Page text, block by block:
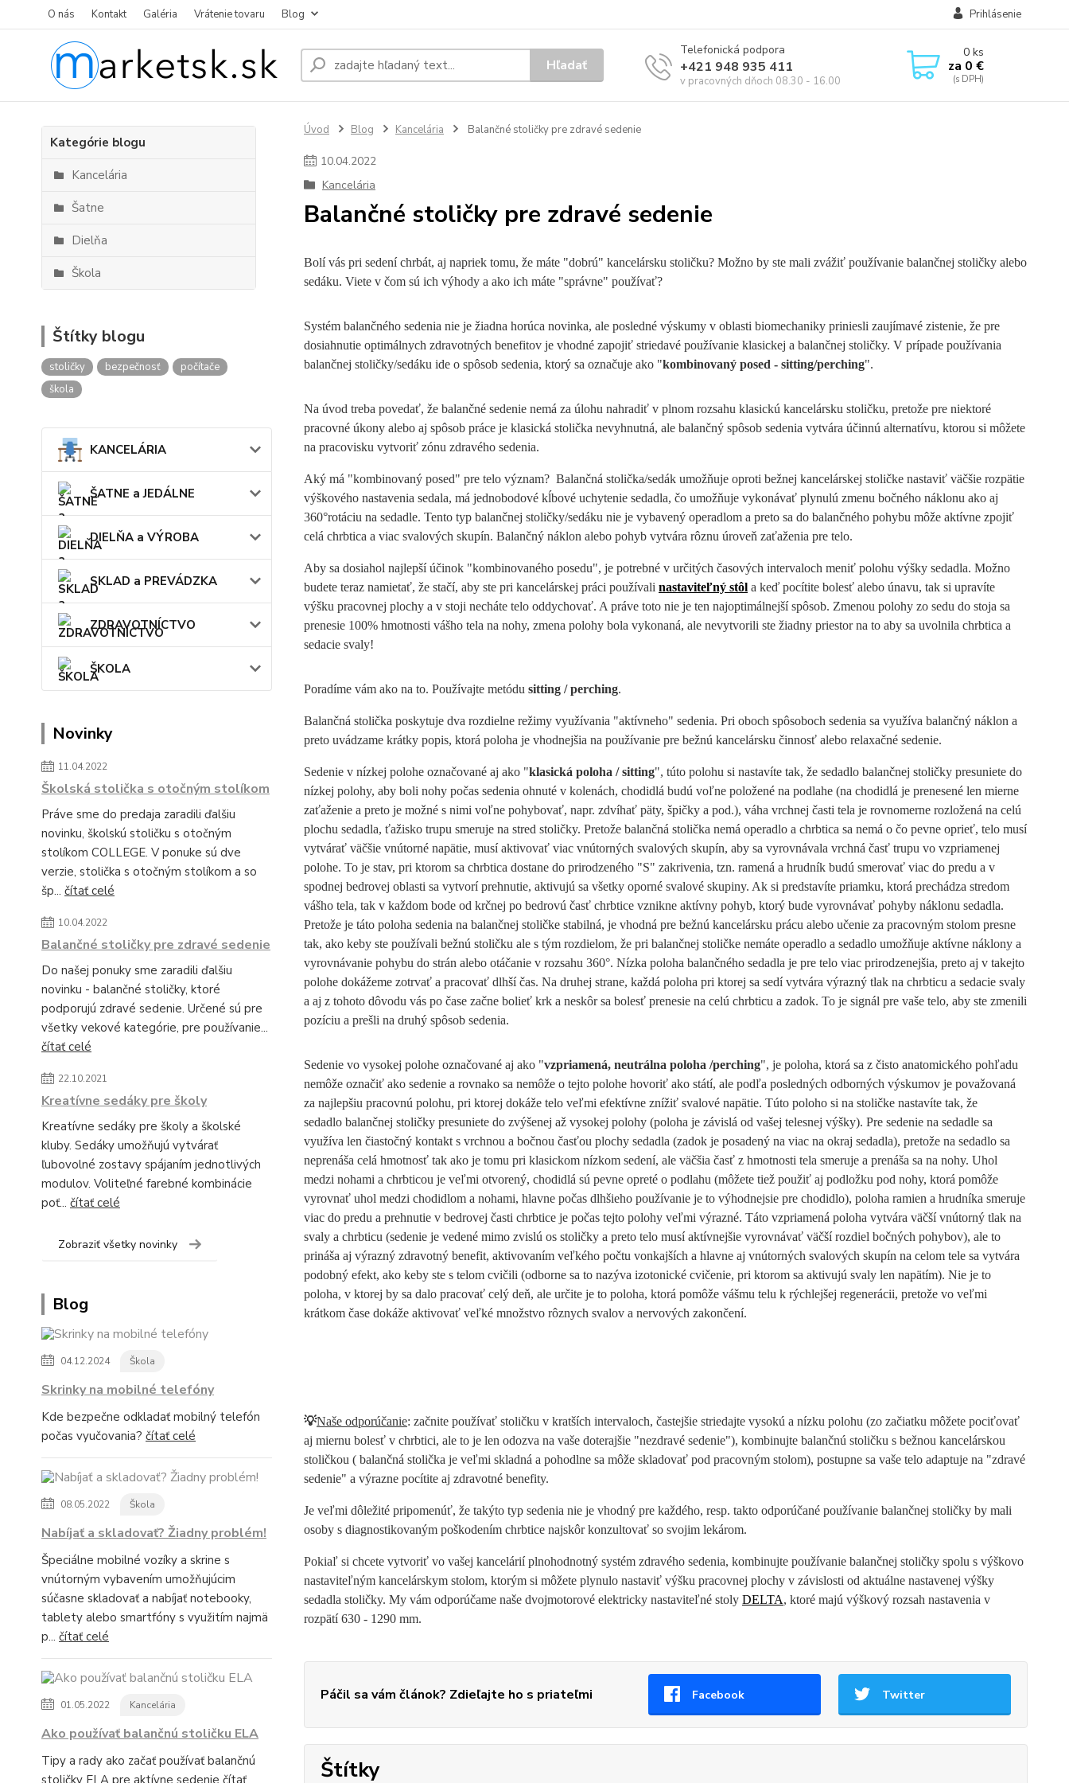
O nás Kontakt Galéria Vrátenie tovaru Blog Prihlásenie
Hľadať
Telefonická podpora
+421 948 935 411
v pracovných dňoch 08.30 - 16.00
0ks
za 0 €
Kategórie blogu
Kancelária
Šatne
Dielňa
Škola
Štítky blogu
stoličky bezpečnosť
počítače
škola
KANCELÁRIA
ŠATNE a JEDÁLNE
DIELŇA a VÝROBA
SKLAD a PREVÁDZKA
ZDRAVOTNÍCTVO
ŠKOLA
Novinky
11.04.2022
Školská stolička s otočným stolíkom
Práve sme do predaja zaradili ďalšiu
novinku, školskú stoličku s otočným
stolíkom COLLEGE. V ponuke sú dve
verzie, stolička s otočným stolíkom a so
šp... čítať celé
10.04.2022
Balančné stoličky pre zdravé sedenie
Do našej ponuky sme zaradili ďalšiu
novinku - balančné stoličky, ktoré
podporujú zdravé sedenie. Určené sú pre
všetky vekové kategórie, pre používanie...
čítať celé
22.10.2021
Kreatívne sedáky pre školy
Kreatívne sedáky pre školy a školské
kluby. Sedáky umožňujú vytvárať
ľubovolné zostavy spájaním jednotlivých
modulov. Voliteľné farebné kombinácie
poť... čítať celé
Zobraziť všetky novinky
Blog
04.12.2024 Škola
Skrinky na mobilné telefóny
Kde bezpečne odkladať mobilný telefón
počas vyučovania? čítať celé
08.05.2022 Škola
Nabíjať a skladovať? Žiadny problém!
Špeciálne mobilné vozíky a skrine s
vnútorným vybavením umožňujúcim
súčasne skladovať a nabíjať notebooky,
tablety alebo smartfóny s využitím najmä
p... čítať celé
01.05.2022 Kancelária
Ako používať balančnú stoličku ELA
Tipy a rady ako začať používať balančnú
stoličky ELA pre aktívne sedenie čítať
Úvod Blog Kancelária Balančné stoličky pre zdravé sedenie
10.04.2022
Kancelária
Balančné stoličky pre zdravé sedenie
Bolí vás pri sedení chrbát, aj napriek tomu, že máte "dobrú" kancelársku stoličku? Možno by ste mali zvážiť používanie balančnej stoličky alebo
sedáku. Viete v čom sú ich výhody a ako ich máte "správne" používať?
Systém balančného sedenia nie je žiadna horúca novinka, ale posledné výskumy v oblasti biomechaniky priniesli zaujímavé zistenie, že pre
dosiahnutie optimálnych zdravotných benefitov je vhodné zapojiť striedavé používanie klasickej a balančnej stoličky. V prípade používania
balančnej stoličky/sedáku ide o spôsob sedenia, ktorý sa označuje ako "kombinovaný posed - sitting/perching".
Na úvod treba povedať, že balančné sedenie nemá za úlohu nahradiť v plnom rozsahu klasickú kancelársku stoličku, pretože pre niektoré
pracovné úkony alebo aj spôsob práce je klasická stolička nevyhnutná, ale balančný spôsob sedenia vytvára účinnú alternatívu, ktorou si môžete
na pracovisku vytvoriť zónu zdravého sedenia.
Aký má "kombinovaný posed" pre telo význam? Balančná stolička/sedák umožňuje oproti bežnej kancelárskej stoličkenastaviť väčšie rozpätie
výškového nastavenia sedala, má jednobodové kĺbové uchytenie sedadla, čo umožňuje vykonávať plynulú zmenu bočného náklonu ako aj
360°rotáciu na sedadle. Tento typ balančnej stoličky/sedáku nie je vybavený operadlom a preto sa do balančného pohybu môže aktívne zpojiť
celá chrbtica a viac svalových skupín. Balančný náklon alebo pohyb vytvára rôznu úroveň zaťaženia pre telo.
Aby sa dosiahol najlepší účinok "kombinovaného posedu", je potrebné v určitých časových intervaloch meniť polohu výšky sedadla. Možno
budete teraz namietať, že stačí, aby ste pri kancelárskej práci používali nastaviteľný stôla keď pocítite bolesť alebo únavu, tak si upravíte
výšku pracovnej plochy a v stoji necháte telo oddychovať. A práve toto nie je ten najoptimálnejší spôsob. Zmenou polohy zo sedu do stoja sa
prenesie 100% hmotnosti vášho tela na nohy, zmena polohy bola vykonaná, ale nevytvorili ste žiadny priestor na to aby sa uvolnila chrbtica a
sedacie svaly!
Poradíme vám ako na to. Používajte metódu sitting / perching.
Balančná stolička poskytuje dva rozdielne režimy využívania "aktívneho" sedenia. Pri oboch spôsoboch sedenia sa využíva balančný náklon a
preto uvádzame krátky popis, ktorá poloha je vhodnejšia na používanie pre bežnú kancelársku činnosť alebo relaxačné sedenie.
Sedenie v nízkej polohe označované aj ako "klasická poloha / sitting", túto polohu si nastavíte tak, že sedadlo balančnej stoličky presuniete do
nízkej polohy, aby boli nohy počas sedenia ohnuté v kolenách, chodidlá budú voľne položené na podlahe (na chodidlá je prenesené len mierne
zaťaženie a preto je možné s nimi voľne pohybovať, napr. zdvíhať päty, špičky a pod.), váha vrchnej časti tela je rovnomerne rozložená na celú
plochu sedadla, ťažisko trupu smeruje na stred stoličky. Pretože balančná stolička nemá operadlo a chrbtica sa nemá o čo pevne oprieť, telo musí
vytvárať väčšie vnútorné napätie, musí aktivovať viac vnútorných svalových skupín, aby sa vyrovnávala vrchná časť trupu vo vzpriamenej
polohe. To je stav, pri ktorom sa chrbtica dostane do prirodzeného "S" zakrivenia, tzn. ramená a hrudník budú smerovať viac do predu a v
spodnej bedrovej oblasti sa vytvorí prehnutie, aktivujú sa všetky oporné svalové skupiny. Ak si predstavíte priamku, ktorá prechádza stredom
vášho tela, tak v každom bode od krčnej po bedrovú časť chrbtice vznikne aktívny pohyb, ktorý bude vyrovnávať pohyby náklonu sedadla.
Pretože je táto poloha sedenia na balančnej stoličke stabilná, je vhodná pre bežnú kancelársku prácu alebo učenie za pracovným stolom presne
tak, ako keby ste používali bežnú stoličku ale s tým rozdielom, že pri balančnej stoličke nemáte operadlo a sedadlo umožňuje aktívne náklony a
vyrovnávanie pohybu do strán alebo otáčanie v rozsahu 360°. Nízka poloha balančného sedadla je pre telo viac prirodzenejšia, preto aj v takejto
polohe dokážeme zotrvať a pracovať dlhší čas. Na druhej strane, každá poloha pri ktorej sa sedí vytvára výrazný tlak na chrbticu a sedacie svaly
a aj z tohoto dôvodu vás po čase začne bolieť krk a neskôr sa bolesť prenesie na celú chrbticu a zadok. To je signál pre vaše telo, aby ste zmenili
pozíciu a prešli na druhý spôsob sedenia.
Sedenie vo vysokej polohe označované aj ako "vzpriamená, neutrálna poloha /perching", je poloha, ktorá sa z čisto anatomického pohľadu
nemôže označiť ako sedenie a rovnako sa nemôže o tejto polohe hovoriť ako státí, ale podľa posledných odborných výskumov je považovaná
za najlepšiu pracovnú polohu, pri ktorej dokáže telo veľmi efektívne znížiť svalové napätie. Túto poloho si na stoličke nastavíte tak, že
sedadlo balančnej stoličky presuniete do zvýšenej až vysokej polohy (poloha je závislá od vašej telesnej výšky). Pre sedenie na sedadle sa
využíva len čiastočný kontakt s vrchnou a bočnou časťou plochy sedadla (zadok je posadený na viac na okraj sedadla), pretože na sedadlo sa
neprenáša celá hmotnosť tak ako je tomu pri klasickom nízkom sedení, ale väčšia časť z hmotnosti tela smeruje a prenáša sa na nohy. Uhol
medzi nohami a chrbticou je veľmi otvorený, chodidlá sú pevne opreté o podlahu (môžete tiež použiť aj podložku pod nohy, ktorá pomôže
vyrovnať uhol medzi chodidlom a nohami, hlavne počas dlhšieho používanie je to výhodnejsie pre chodidlo), poloha ramien a hrudníka smeruje
viac do predu a prehnutie v bedrovej časti chrbtice je počas tejto polohy veľmi výrazné. Táto vzpriamená poloha vytvára väčší vnútorný tlak na
svaly a chrbticu (sedenie je vedené mimo zvislú os stoličky a preto telo musí aktívnejšie vyrovnávať väčší rozdiel bočných pohybov), ale to
prináša aj výrazný zdravotný benefit, aktivovaním veľkého počtu vonkajších a hlavne aj vnútorných svalových skupín na celom tele sa vytvára
podobný efekt, ako keby ste s telom cvičili (odborne sa to nazýva izotonické cvičenie, pri ktorom sa aktivujú svaly len napätím). Nie je to
poloha, v ktorej by sa dalo pracovať celý deň, ale určite je to poloha, ktorá pomôže vášmu telu k rýchlejšej regenerácii, pretože vo veľmi
krátkom čase dokáže aktivovať veľké množstvo rôznych svalov a nervových zakončení.
💡Naše odporúčanie: začnite používať stoličku v kratších intervaloch, častejšie striedajte vysokú a nízku polohu (zo začiatku môžete pociťovať
aj miernu bolesť v chrbtici, ale to je len odozva na vaše doterajšie "nezdravé sedenie"), kombinujte balančnú stoličku s bežnou kancelárskou
stoličkou ( balančná stolička je veľmi skladná a pohodlne sa môže skladovať pod pracovným stolom), postupne sa vaše telo adaptuje na "zdravé
sedenie" a výrazne pocítite aj zdravotné benefity.
Je veľmi dôležité pripomenúť, že takýto typ sedenia nie je vhodný pre každého, resp. takto odporúčané používanie balančnej stoličky by mali
osoby s diagnostikovaným poškodením chrbtice najskôr konzultovať so svojim lekárom.
Pokiaľ si chcete vytvoriť vo vašej kancelárií plnohodnotný systém zdravého sedenia, kombinujte používanie balančnej stoličky spolu s výškovo
nastaviteľným kancelárskym stolom, ktorým si môžete plynulo nastaviť výšku pracovnej plochy v závislosti od aktuálne nastavenej výšky
sedadla stoličky. My vám odporúčame naše dvojmotorové elektricky nastaviteľné stoly DELTA, ktoré majú výškový rozsah nastavenia v
rozpätí 630 - 1290 mm.
Páčil sa vám článok? Zdieľajte ho s priateľmi Facebook Twitter
Štítky